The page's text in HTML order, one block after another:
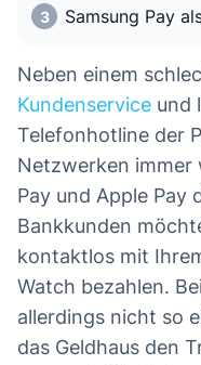
Samsung Pay
Neben einem
Kundenservice und
Telefonhotline der
Netzwerken immer
Pay und Apple Pay
Bankkunden
kontaktlos mit
Watch bezahlen.
allerdings nicht so
das Geldhaus den